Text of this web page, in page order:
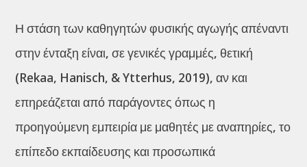
Η στάση των καθηγητών φυσικής αγωγής απέναντι
στην ένταξη είναι, σε γενικές γραμμές, θετική
(Rekaa, Hanisch, & Ytterhus, 2019), αν και
επηρεάζεται από παράγοντες όπως η
προηγούμενη εμπειρία με μαθητές με αναπηρίες, το
επίπεδο εκπαίδευσης και προσωπικά